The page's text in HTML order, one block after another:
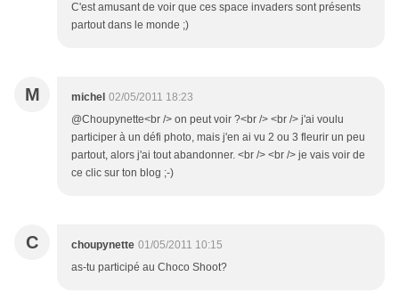
C'est amusant de voir que ces space invaders sont présents
partout dans le monde ;)
M michel 02/05/2011 18:23
@Choupynette<br /> on peut voir ?<br /> <br /> j'ai voulu
participer à un défi photo, mais j'en ai vu 2 ou 3 fleurir un peu
partout, alors j'ai tout abandonner. <br /> <br /> je vais voir de
ce clic sur ton blog ;-)
C choupynette 01/05/2011 10:15
as-tu participé au Choco Shoot?